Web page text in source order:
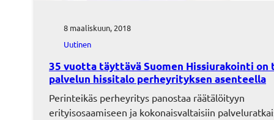
8 maaliskuun, 2018
Uutinen
35 vuotta täyttävä Suomen Hissiurakointi on
palvelun hissitalo perheyrityksen asenteella
Perinteikäs perheyritys panostaa räätälöityyn
erityisosaamiseen ja kokonaisvaltaisiin